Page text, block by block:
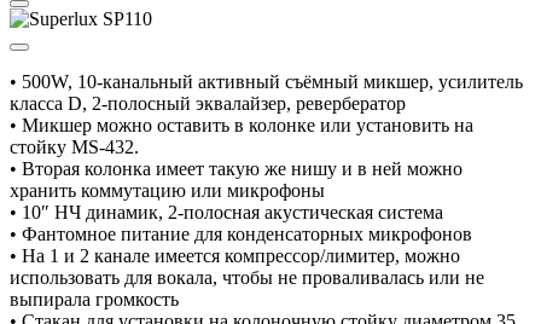
• 500W, 10-канальный активный съёмный микшер, усилитель
класса D, 2-полосный эквалайзер, ревербератор
• Микшер можно оставить в колонке или установить на
стойку MS-432.
• Вторая колонка имеет такую же нишу и в ней можно
хранить коммутацию или микрофоны
• 10″ НЧ динамик, 2-полосная акустическая система
• Фантомное питание для конденсаторных микрофонов
• На 1 и 2 канале имеется компрессор/лимитер, можно
использовать для вокала, чтобы не проваливалась или не
выпирала громкость